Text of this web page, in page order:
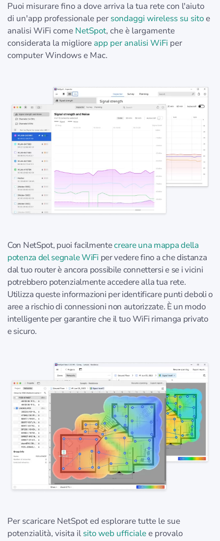
Puoi misurare fino a dove arriva la tua rete con l'aiuto
di un'app professionale per sondaggi wireless su sitoe
analisi WiFi come NetSpot, che è largamente
considerata la migliore app per analisi WiFi per
computer Windows e Mac.
Con NetSpot, puoi facilmentecreare una mappa della
potenza del segnale WiFi per vedere fino a che distanza
dal tuo router è ancora possibile connettersi e se i vicini
potrebbero potenzialmente accedere alla tua rete.
Utilizza queste informazioni per identificare punti deboli o
aree a rischio di connessioni non autorizzate. È un modo
intelligente per garantire che il tuo WiFi rimanga privato
e sicuro.
Per scaricare NetSpot ed esplorare tutte le sue
potenzialità, visita il sito web ufficialee provalo